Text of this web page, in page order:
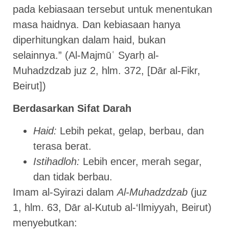
pada kebiasaan tersebut untuk menentukan
masa haidnya. Dan kebiasaan hanya
diperhitungkan dalam haid, bukan
selainnya.” (Al-Majmūʿ Syarḥ al-
Muhadzdzab juz 2, hlm. 372, [Dār al-Fikr,
Beirut])
Berdasarkan Sifat Darah
Haid: Lebih pekat, gelap, berbau, dan
terasa berat.
Istihadloh: Lebih encer, merah segar,
dan tidak berbau.
Imam al-Syirazi dalamAl-Muhadzdzab (juz
1, hlm. 63, Dār al-Kutub al-‘Ilmiyyah, Beirut)
menyebutkan: